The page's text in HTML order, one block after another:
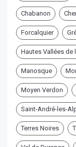
Chabanon
Forcalquier
Hautes Vallées de
Manosque
Moyen Verdon
Saint-André-les-
Terres Noires